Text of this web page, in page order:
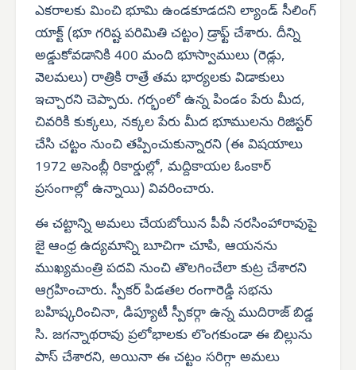
ఎకరాలకు మించి భూమి ఉండకూడదని ల్యాండ్ సీలింగ్
యాక్ట్ (భూ గరిష్ట పరిమితి చట్టం) డ్రాఫ్ట్ చేశారు. దీన్ని
అడ్డుకోవడానికి 400 మంది భూస్వాములు (రెడ్లు,
వెలమలు) రాత్రికి రాత్రే తమ భార్యలకు విడాకులు
ఇచ్చారని చెప్పారు. గర్భంలో ఉన్న పిండం పేరు మీద,
చివరికి కుక్కలు, నక్కల పేరు మీద భూములను రిజిస్టర్
చేసి చట్టం నుంచి తప్పించుకున్నారని (ఈ విషయాలు
1972 అసెంబ్లీ రికార్డుల్లో, మద్దికాయల ఓంకార్
ప్రసంగాల్లో ఉన్నాయి) వివరించారు.
ఈ చట్టాన్ని అమలు చేయబోయిన పీవీ నరసింహారావుపై
జై ఆంధ్ర ఉద్యమాన్ని బూచిగా చూపి, ఆయనను
ముఖ్యమంత్రి పదవి నుంచి తొలగించేలా కుట్ర చేశారని
ఆగ్రహించారు. స్పీకర్ పిడతల రంగారెడ్డి సభను
బహిష్కరించినా, డిప్యూటీ స్పీకర్గా ఉన్న ముదిరాజ్ బిడ్డ
సి. జగన్నాథరావు ప్రలోభాలకు లొంగకుండా ఈ బిల్లును
పాస్ చేశారని, అయినా ఈ చట్టం సరిగ్గా అమలు